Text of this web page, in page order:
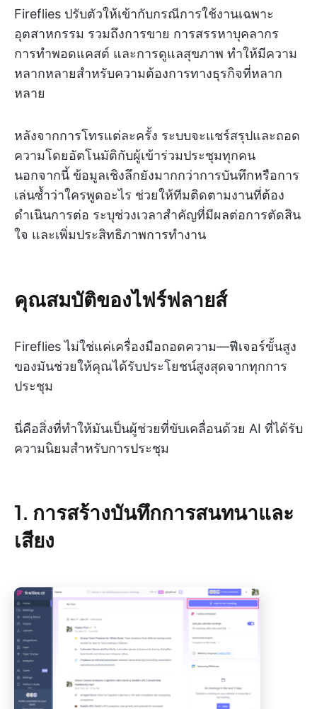
Fireflies ปรับตัวให้เข้ากับกรณีการใช้งานเฉพาะ
อุตสาหกรรม รวมถึงการขาย การสรรหาบุคลากร
การทำพอดแคสต์ และการดูแลสุขภาพ ทำให้มีความ
หลากหลายสำหรับความต้องการทางธุรกิจที่หลาก
หลาย
หลังจากการโทรแต่ละครั้ง ระบบจะแชร์สรุปและถอด
ความโดยอัตโนมัติกับผู้เข้าร่วมประชุมทุกคน
นอกจากนี้ ข้อมูลเชิงลึกยังมากกว่าการบันทึกหรือการ
เล่นซ้ำว่าใครพูดอะไร ช่วยให้ทีมติดตามงานที่ต้อง
ดำเนินการต่อ ระบุช่วงเวลาสำคัญที่มีผลต่อการตัดสิน
ใจ และเพิ่มประสิทธิภาพการทำงาน
คุณสมบัติของไฟร์ฟลายส์
Fireflies ไม่ใช่แค่เครื่องมือถอดความ—ฟีเจอร์ขั้นสูง
ของมันช่วยให้คุณได้รับประโยชน์สูงสุดจากทุกการ
ประชุม
นี่คือสิ่งที่ทำให้มันเป็นผู้ช่วยที่ขับเคลื่อนด้วย AI ที่ได้รับ
ความนิยมสำหรับการประชุม
1. การสร้างบันทึกการสนทนาและ
เสียง